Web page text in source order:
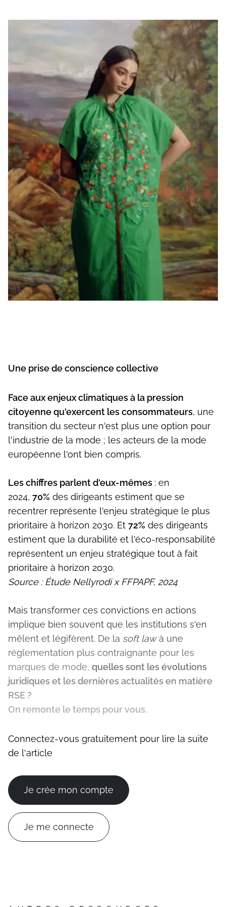
Une prise de conscience collective
Face aux enjeux climatiques à la pression
citoyenne qu'exercent les consommateurs, une
transition du secteur n'est plus une option pour
l'industrie de la mode ; les acteurs de la mode
européenne l'ont bien compris.
Les chiffres parlent d'eux-mêmes : en
2024, 70% des dirigeants estiment que se
recentrer représente l'enjeu stratégique le plus
prioritaire à horizon 2030. Et 72% des dirigeants
estiment que la durabilité et l'éco-responsabilité
représentent un enjeu stratégique tout à fait
prioritaire à horizon 2030.
Source : Étude Nellyrodi x FFPAPF, 2024
Mais transformer ces convictions en actions
implique bien souvent que les institutions s'en
mêlent et légifèrent. De la soft lawà une
réglementation plus contraignante pour les
marques de mode, quelles sont les évolutions
juridiques et les dernières actualités en matière
RSE ?
On remonte le temps pour vous.
Connectez-vous gratuitement pour lire la suite
de l'article
Je crée mon compte
Je me connecte